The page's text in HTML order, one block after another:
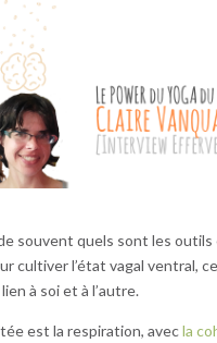
souvent quels sont les outils
cultiver l’état vagal ventral,
à soi et à l’autre.
est la respiration, avecla